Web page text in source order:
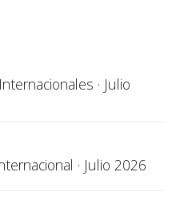
· Julio
· Julio 2026